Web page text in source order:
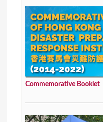
Commemorative Booklet